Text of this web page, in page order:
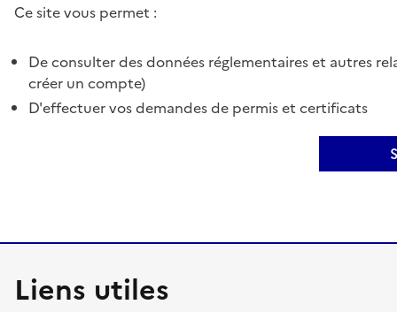
Ce site vous permet :
De consulter des données réglementaires et autres
créer un compte)
D'effectuer vos demandes de permis et certificats
Liens utiles